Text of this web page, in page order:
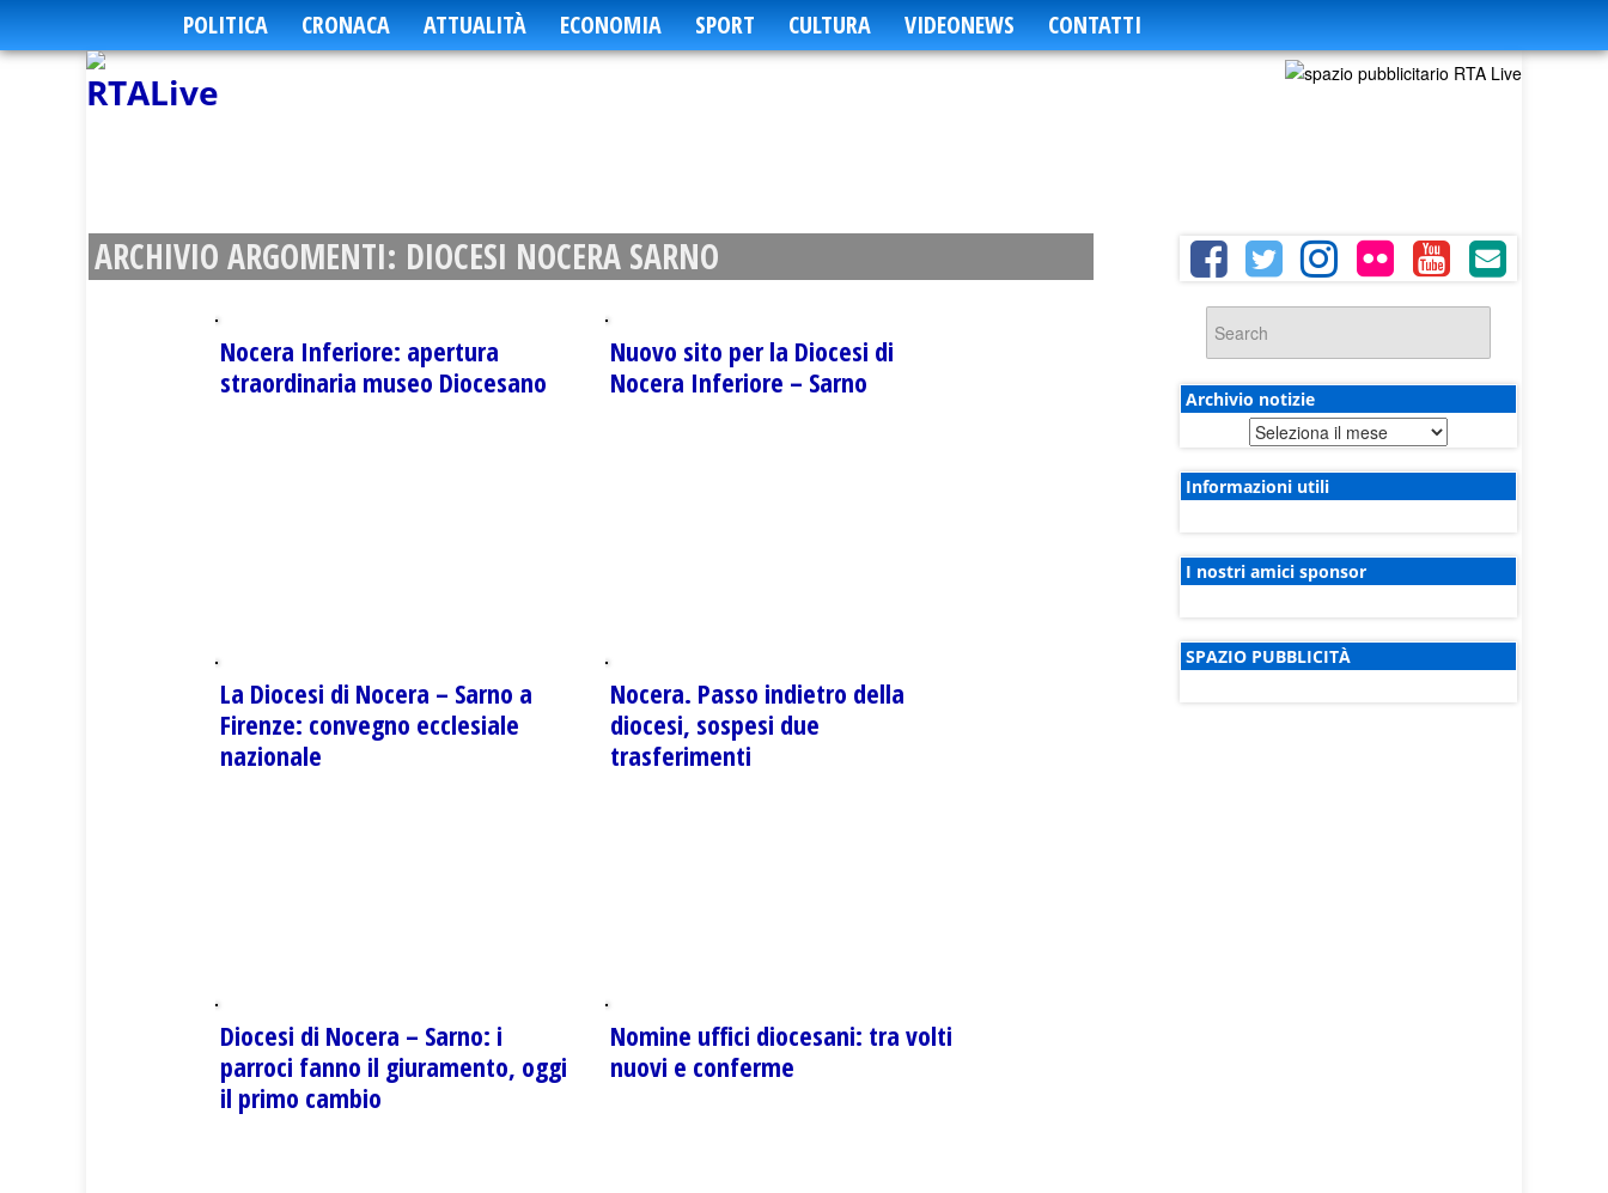
POLITICA CRONACA ATTUALITÀ ECONOMIA SPORT CULTURA VIDEONEWS CONTATTI
ARCHIVIO ARGOMENTI: DIOCESI NOCERA SARNO
Nocera Inferiore: apertura
straordinaria museo Diocesano
Nuovo sito per la Diocesi di
Nocera Inferiore – Sarno
La Diocesi di Nocera – Sarno a
Firenze: convegno ecclesiale
nazionale
Nocera. Passo indietro della
diocesi, sospesi due
trasferimenti
Diocesi di Nocera – Sarno: i
parroci fanno il giuramento, oggi
il primo cambio
Nomine uffici diocesani: tra volti
nuovi e conferme
Archivio notizie
Archivio
Informazioni utili
I nostri amici sponsor
SPAZIO PUBBLICITÀ